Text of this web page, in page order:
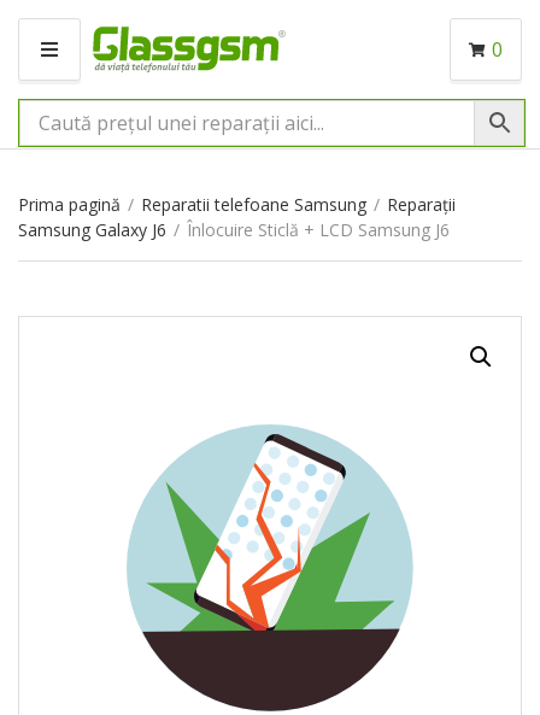
M
N
I
0
Prima pagină / Reparatii telefoane Samsung / Reparații
Samsung Galaxy J6 / Înlocuire Sticlă + LCD Samsung J6